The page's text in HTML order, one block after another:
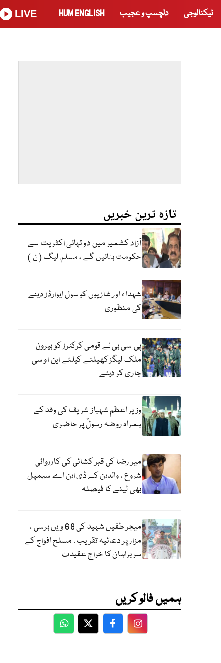
ٹیکنالوجی دلچسپ و عجیب HUM ENGLISH
LIVE
تازہ ترین خبریں
آزاد کشمیر میں دو تہائی اکثریت سے
حکومت بنائیں گے ، مسلم لیگ ( ن )
شہداء اور غازیوں کو سول ایوارڈز دینے
کی منظوری
پی سی بی نے قومی کرکٹرز کو بیرون
ملک لیگز کھیلنے کیلئے این او سی
جاری کر دیئے
وزیر اعظم شہباز شریف کی وفد کے
ہمراہ روضہ رسولؐ پر حاضری
میر رضا کی قبر کشائی کی کارروائی
شروع ، والدین کے ڈی این اے سیمپل
بھی لینے کا فیصلہ
میجر طفیل شہید کی 68 ویں برسی ،
مزار پر دعائیہ تقریب ، مسلح افواج کے
سربراہان کا خراج عقیدت
ہمیں فالو کریں
WhatsApp
TwitterFacebookFacebook